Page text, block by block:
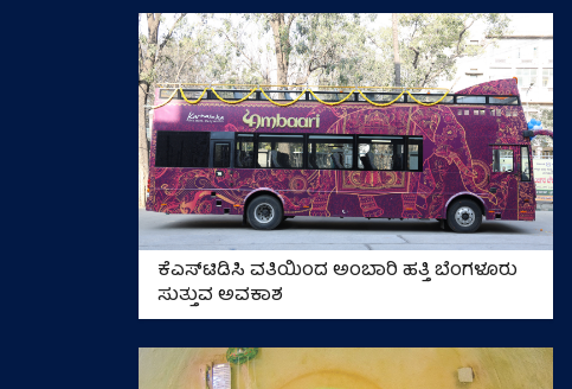
ಕೆಎಸ್‌ಟಿಡಿಸಿ ವತಿಯಿಂದ ಅಂಬಾರಿ ಹತ್ತಿ ಬೆಂಗಳೂರು
ಸುತ್ತುವ ಅವಕಾಶ